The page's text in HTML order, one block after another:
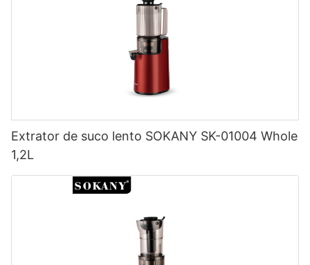
Extrator de suco lento SOKANY SK-01004 Whole
1,2L